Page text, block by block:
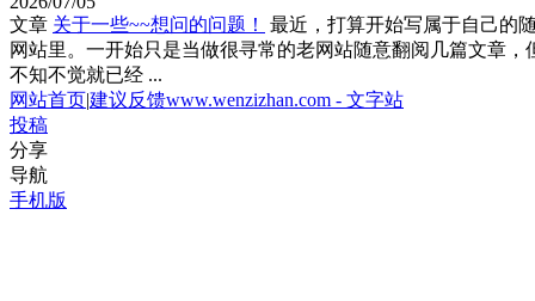
文章 关于一些~~想问的问题！
最近，打算开始写属于自己的
网站里。一开始只是当做很寻常的老网站随意翻阅几篇文章
不知不觉就已经 ...
网站首页|建议反馈www.wenzizhan.com - 文字站
投稿
分享
导航
手机版